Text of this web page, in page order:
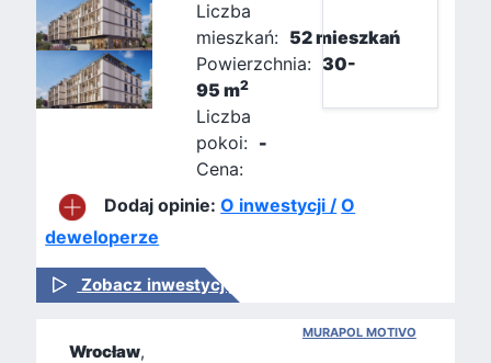
Liczba
mieszkań: 52 mieszkań
Powierzchnia: 30-
95 m2
Liczba
pokoi: -
Cena:
Dodaj opinie:O inwestycji / O
deweloperze
Zobacz inwestycję
MURAPOL MOTIVO
Wrocław,